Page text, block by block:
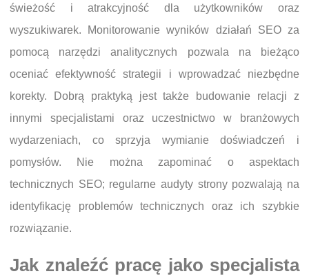
świeżość i atrakcyjność dla użytkowników oraz
wyszukiwarek. Monitorowanie wyników działań SEO za
pomocą narzędzi analitycznych pozwala na bieżąco
oceniać efektywność strategii i wprowadzać niezbędne
korekty. Dobrą praktyką jest także budowanie relacji z
innymi specjalistami oraz uczestnictwo w branżowych
wydarzeniach, co sprzyja wymianie doświadczeń i
pomysłów. Nie można zapominać o aspektach
technicznych SEO; regularne audyty strony pozwalają na
identyfikację problemów technicznych oraz ich szybkie
rozwiązanie.
Jak znaleźć pracę jako specjalista